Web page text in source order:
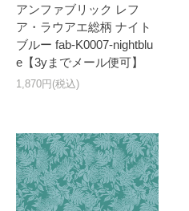
アンファブリック レフ
ア・ラウアエ総柄 ナイト
ブルー fab-K0007-nightblu
e【3yまでメール便可】
1,870円(税込)